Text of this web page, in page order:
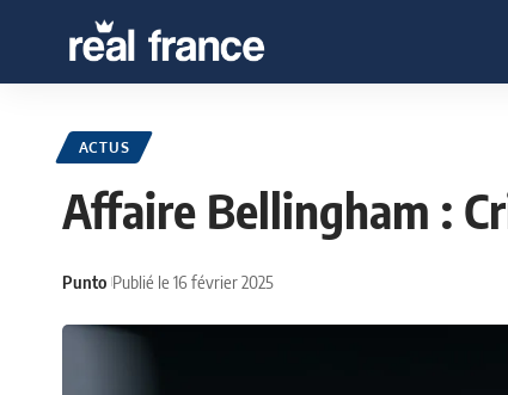
ACTUS
Affaire Bellingham :
Punto Publié le 16 février 2025